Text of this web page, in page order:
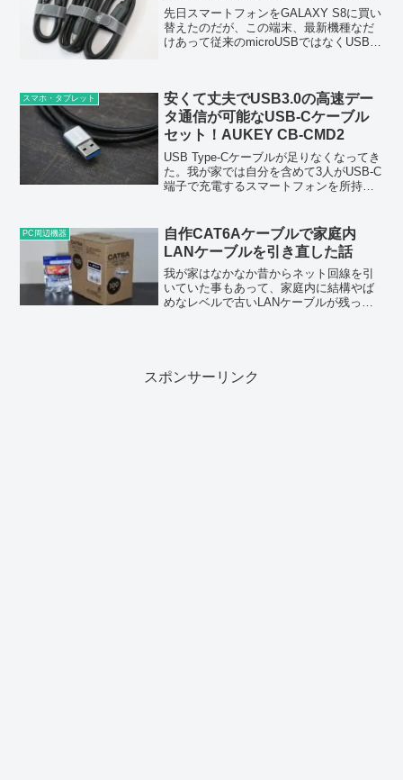
先日スマートフォンをGALAXY S8に買い
替えたのだが、この端末、最新機種なだ
けあって従来のmicroUSBではなくUSB
スマホ・タブレット
安くて丈夫でUSB3.0の高速デー
タ通信が可能なUSB-Cケーブル
セット！AUKEY CB-CMD2
USB Type-Cケーブルが足りなくなってき
た。我が家では自分を含めて3人がUSB-C
端子で充電するスマートフォンを所持し
グに置いているAUKEY PA-T15に刺し...
PC周辺機器
自作CAT6Aケーブルで家庭内
LANケーブルを引き直した話
我が家はなかなか昔からネット回線を引
いていた事もあって、家庭内に結構やば
めなレベルで古いLANケーブルが残って
スポンサーリンク